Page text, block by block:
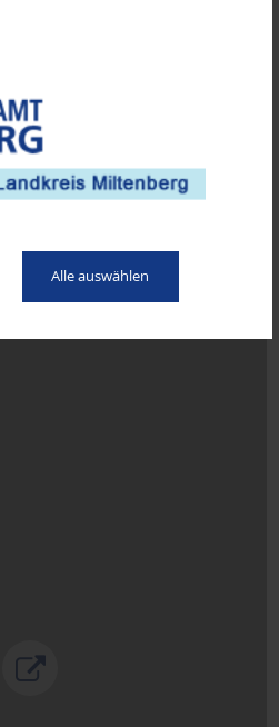
Alle auswählen
von Mehrwegwindeln oder